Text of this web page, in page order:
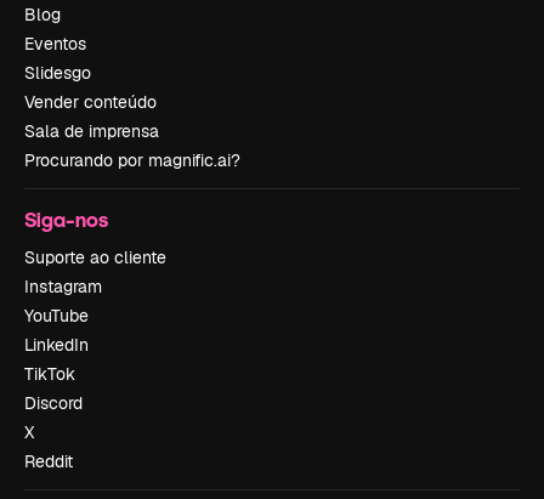
Blog
Eventos
Slidesgo
Vender conteúdo
Sala de imprensa
Procurando por magnific.ai?
Siga-nos
Suporte ao cliente
Instagram
YouTube
LinkedIn
TikTok
Discord
X
Reddit